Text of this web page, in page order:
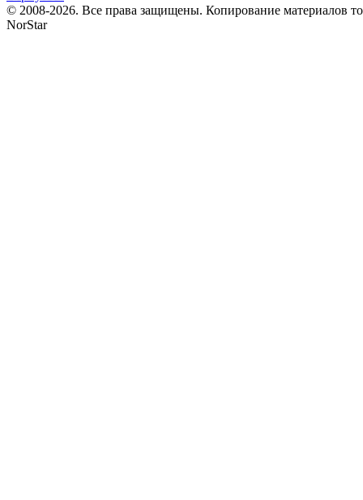
© 2008-2026. Все права защищены. Копирование материалов
NorStar